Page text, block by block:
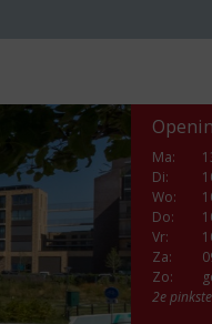
Ma:
Di:
Wo:
Do:
Vr:
Za:
Zo:
2e